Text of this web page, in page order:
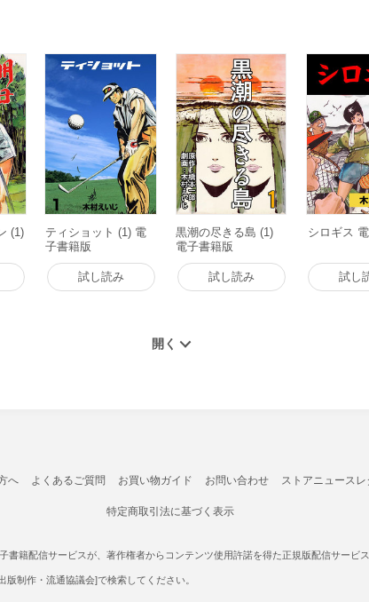
(1)
ティショット (1) 電
子書籍版
試し読み
黒潮の尽きる島 (1)
電子書籍版
試し読み
シロギス
試し
へ よくあるご質問 お買い物ガイド お問い合わせ ストアニュースレ
特定商取引法に基づく表示
書籍配信サービスが、著作権者からコンテンツ使用許諾を得た正規版配信サービ
制作・流通協議会]で検索してください。